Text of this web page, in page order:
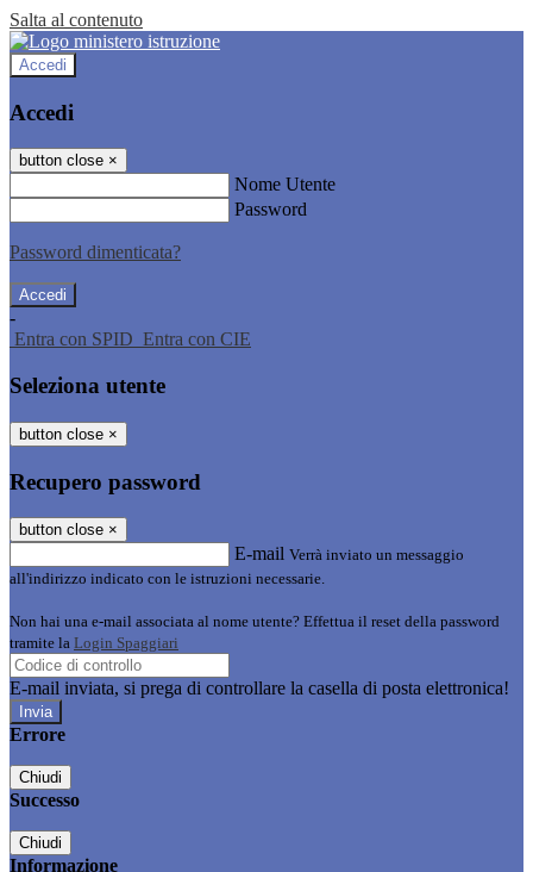
Salta al contenuto
Accedi
Accedi
button close ×
Nome Utente
Password
Password dimenticata?
-
Entra con SPID Entra con CIE
Seleziona utente
button close ×
Recupero password
button close ×
E-mail Verrà inviato un messaggio
all'indirizzo indicato con le istruzioni necessarie.
Non hai una e-mail associata al nome utente? Effettua il reset della password
tramite la Login Spaggiari
E-mail inviata, si prega di controllare la casella di posta elettronica!
Errore
Chiudi
Successo
Chiudi
Informazione